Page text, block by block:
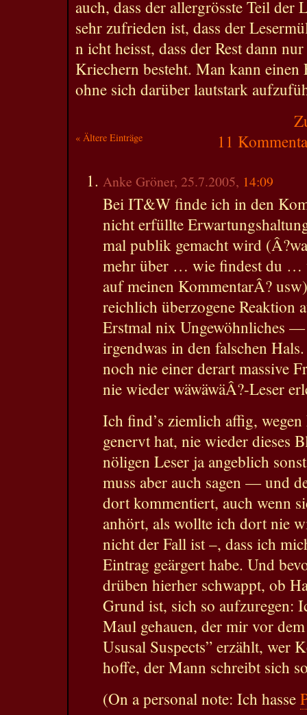
auch, dass der allergrösste Teil der
sehr zufrieden ist, dass der
n icht heisst, dass der Rest dann
Kriechern besteht. Man kann
ohne sich darüber lautstark
« Ältere Einträge 11
Anke Gröner, 25.7.2005, 14:09
Bei IT&W finde ich in den
nicht erfüllte
mal publik gemacht wird
mehr über … wie findest du …
auf meinen KommentarÂ?
reichlich überzogene Reaktion
Erstmal nix Ungewöhnliches
irgendwas in den falschen
noch nie einer derart massive
nie wieder wäwäwäÂ?-Leser
Ich find’s ziemlich affig,
genervt hat, nie wieder dieses
nöligen Leser ja angeblich
muss aber auch sagen — und
dort kommentiert, auch wenn
anhört, als wollte ich dort nie
nicht der Fall ist –, dass ich
Eintrag geärgert habe. Und
drüben hierher schwappt, ob
Grund ist, sich so aufzuregen:
Maul gehauen, der mir vor
Ususal Suspects” erzählt, wer
hoffe, der Mann schreibt sich
(On a personal note: Ich hasse